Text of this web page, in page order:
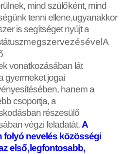
mind szülőként, mind
tenni ellene,ugyanakkor
is segítséget nyújt a
megszervezésévelA
vonatkozásában lát
gyermeket jogai
hanem a
csoportja, a
részesülő
végzi feladatát.A
folyó nevelés közösségi
első, legfontosabb,